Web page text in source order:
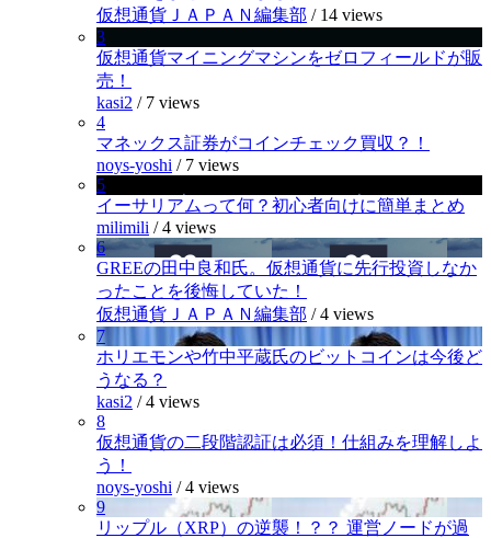
仮想通貨ＪＡＰＡＮ編集部 / 14 views
3
仮想通貨マイニングマシンをゼロフィールドが販
売！
kasi2 / 7 views
4
マネックス証券がコインチェック買収？！
noys-yoshi / 7 views
5
イーサリアムって何？初心者向けに簡単まとめ
milimili /4 views
6
GREEの田中良和氏。仮想通貨に先行投資しなか
ったことを後悔していた！
仮想通貨ＪＡＰＡＮ編集部 /4 views
7
ホリエモンや竹中平蔵氏のビットコインは今後ど
うなる？
kasi2 /4 views
8
仮想通貨の二段階認証は必須！仕組みを理解しよ
う！
noys-yoshi /4 views
9
リップル（XRP）の逆襲！？？ 運営ノードが過